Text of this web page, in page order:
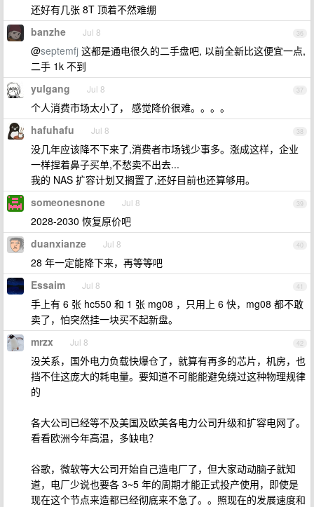
还好有几张 8T 顶着不然难绷
36
banzhe Jul 8
@septemfj 这都是通电很久的二手盘吧, 以前全新比这便宜一点,
二手 1k 不到
37
yulgang Jul 8
个人消费市场太小了， 感觉降价很难。。。。
38
hafuhafu Jul 8
没几年应该降不下来了,消费者市场钱少事多。涨成这样，企业
一样捏着鼻子买单,不愁卖不出去...
我的 NAS 扩容计划又搁置了,还好目前也还算够用。
39
someonesnone Jul 8
2028-2030 恢复原价吧
40
duanxianze Jul 8
28 年一定能降下来，再等等吧
41
Essaim Jul 8
手上有 6 张 hc550 和 1 张 mg08 ，只用上 6 快，mg08 都不敢
卖了，怕突然挂一块买不起新盘。
42
mrzx Jul 8
没关系，国外电力负载快爆仓了，就算有再多的芯片，机房，也
挡不住这庞大的耗电量。要知道不可能能避免绕过这种物理规律
的
各大公司已经等不及美国及欧美各电力公司升级和扩容电网了。
看看欧洲今年高温，多缺电？
谷歌，微软等大公司开始自己造电厂了，但大家动动脑子就知
道，电厂少说也要各 3~5 年的周期才能正式投产使用，即使是
现在这个节点来造都已经彻底来不急了。。照现在的发展速度和